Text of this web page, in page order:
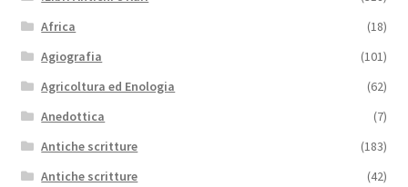
Africa
(18)
Agiografia
(101)
Agricoltura ed Enologia
(62)
Anedottica
(7)
Antiche scritture
(183)
Antiche scritture
(42)